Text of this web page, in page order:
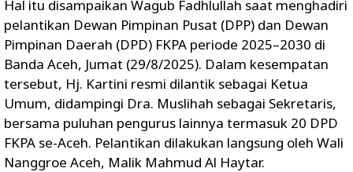
Hal itu disampaikan Wagub Fadhlullah saat menghadiri
pelantikan Dewan Pimpinan Pusat (DPP) dan Dewan
Pimpinan Daerah (DPD) FKPA periode 2025–2030 di
Banda Aceh, Jumat (29/8/2025). Dalam kesempatan
tersebut, Hj. Kartini resmi dilantik sebagai Ketua
Umum, didampingi Dra. Muslihah sebagai Sekretaris,
bersama puluhan pengurus lainnya termasuk 20 DPD
FKPA se-Aceh. Pelantikan dilakukan langsung oleh Wali
Nanggroe Aceh, Malik Mahmud Al Haytar.